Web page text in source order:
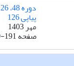
پیاپی 126
مهر 1403
صفحه191